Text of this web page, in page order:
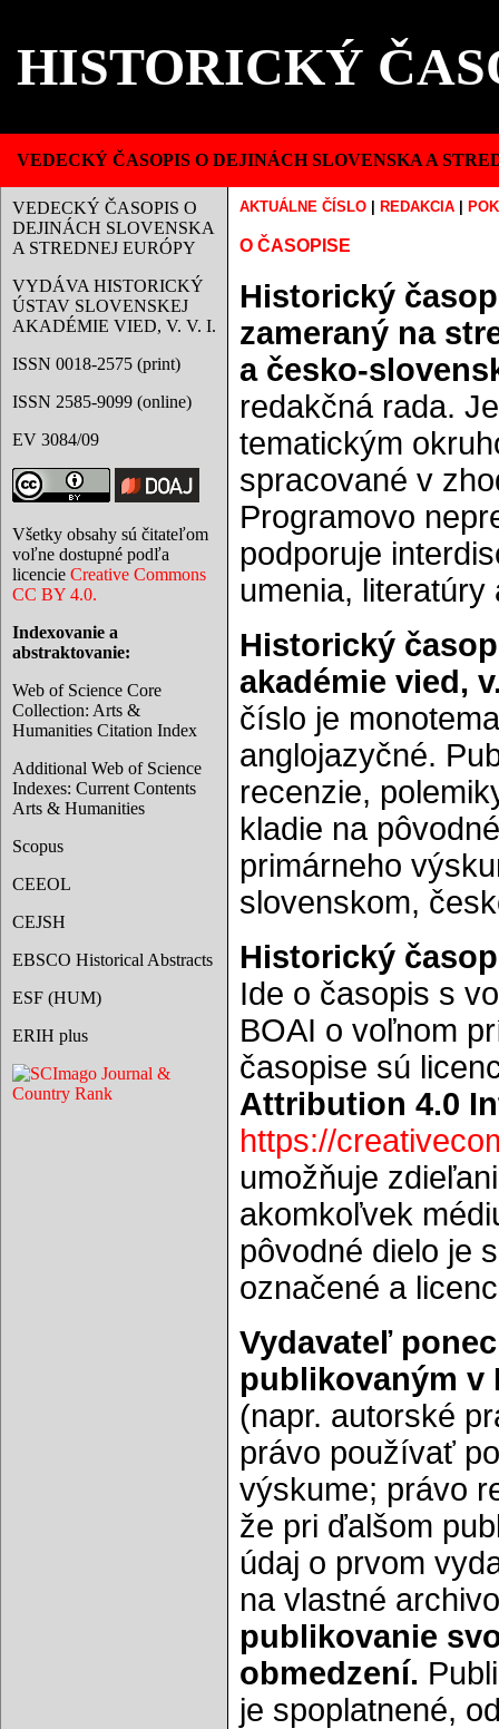
HISTORICKÝ
VEDECKÝ ČASOPIS O DEJINÁCH SLOVENSKA A
VEDECKÝ ČASOPIS O
DEJINÁCH SLOVENSKA
A STREDNEJ EURÓPY
VYDÁVA HISTORICKÝ
ÚSTAV SLOVENSKEJ
AKADÉMIE VIED, V. V. I.
ISSN 0018-2575 (print)
ISSN 2585-9099 (online)
EV 3084/09
Všetky obsahy sú čitateľom
voľne dostupné podľa
licencie Creative Commons
CC BY 4.0.
Indexovanie a
abstraktovanie:
Web of Science Core
Collection: Arts &
Humanities Citation Index
Additional Web of Science
Indexes: Current Contents
Arts & Humanities
Scopus
CEEOL
CEJSH
EBSCO Historical Abstracts
ESF (HUM)
ERIH plus
AKTUÁLNE ČÍSLO REDAKCIA
O ČASOPISE
Historický
zameraný na
a česko-
redakčná rada.
tematickým
spracované v
Programovo
podporuje
umenia,
Historický
akadémie vied,
číslo je
anglojazyčné.
recenzie,
kladie na
primárneho
slovenskom,
Historický
Ide o časopis s
BOAI o voľnom
časopise sú
Attribution 4.0
https://
umožňuje
akomkoľvek
pôvodné dielo je
označené a
Vydavateľ
publikovaným v
(napr. autorské
právo používať
výskume; právo
že pri ďalšom
údaj o prvom
na vlastné
publikovanie
obmedzení.
je spoplatnené,